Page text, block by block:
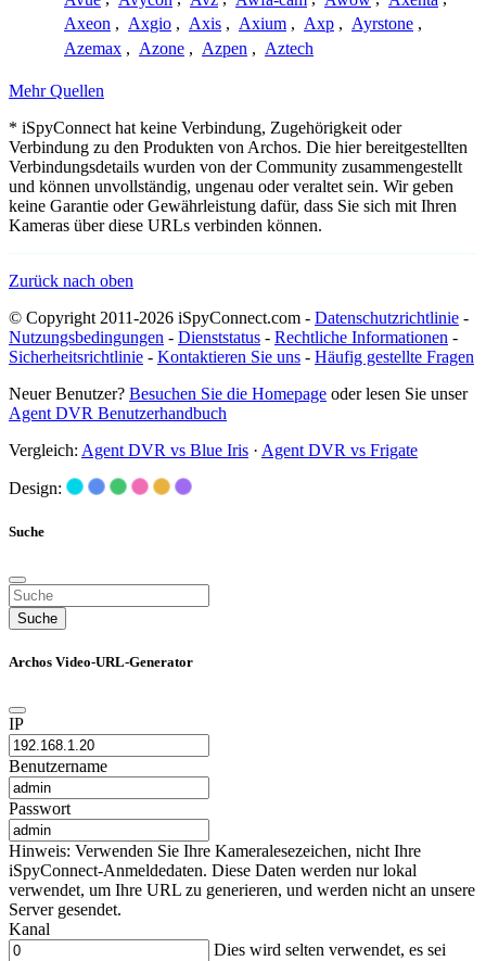
Axeon , Axgio , Axis , Axium , Axp , Ayrstone ,
Azemax , Azone , Azpen , Aztech
Mehr Quellen
* iSpyConnect hat keine Verbindung, Zugehörigkeit oder
Verbindung zu den Produkten von Archos. Die hier bereitgestellten
Verbindungsdetails wurden von der Community zusammengestellt
und können unvollständig, ungenau oder veraltet sein. Wir geben
keine Garantie oder Gewährleistung dafür, dass Sie sich mit Ihren
Kameras über diese URLs verbinden können.
Zurück nach oben
© Copyright 2011-2026 iSpyConnect.com - Datenschutzrichtlinie -
Nutzungsbedingungen - Dienststatus - Rechtliche Informationen -
Sicherheitsrichtlinie - Kontaktieren Sie uns - Häufig gestellte Fragen
Neuer Benutzer? Besuchen Sie die Homepage oder lesen Sie unser
Agent DVR Benutzerhandbuch
Vergleich: Agent DVR vs Blue Iris · Agent DVR vs Frigate
Design:
Suche
Suche
Archos Video-URL-Generator
IP
Benutzername
Passwort
Hinweis: Verwenden Sie Ihre Kameralesezeichen, nicht Ihre
iSpyConnect-Anmeldedaten. Diese Daten werden nur lokal
verwendet, um Ihre URL zu generieren, und werden nicht an unsere
Server gesendet.
Kanal
Dies wird selten verwendet, es sei